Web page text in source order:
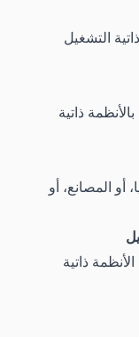
التشغيل
ذاتية
المصانع، أو
ذاتية